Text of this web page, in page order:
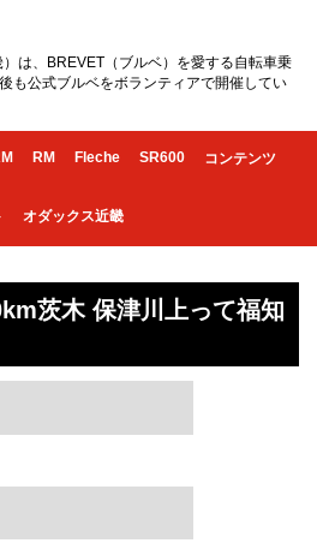
は、BREVET（ブルベ）を愛する自転車乗
も公式ブルベをボランティアで開催してい
RM Fleche SR600 コンテンツ
オダックス近畿
茨木 保津川上って福知